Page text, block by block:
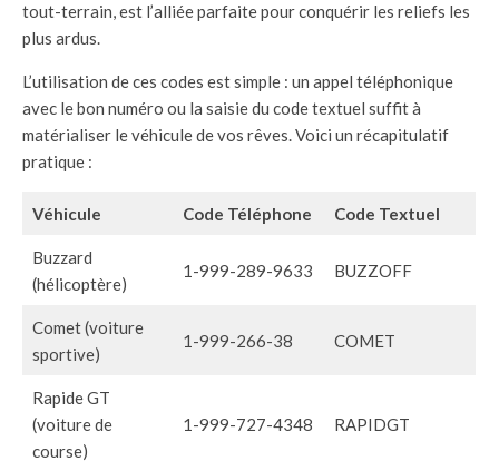
tout-terrain, est l’alliée parfaite pour conquérir les reliefs les
plus ardus.
L’utilisation de ces codes est simple : un appel téléphonique
avec le bon numéro ou la saisie du code textuel suffit à
matérialiser le véhicule de vos rêves. Voici un récapitulatif
pratique :
Véhicule Code Téléphone Code Textuel
Buzzard
(hélicoptère)
1-999-289-9633 BUZZOFF
Comet (voiture
sportive)
1-999-266-38 COMET
Rapide GT
(voiture de
course)
1-999-727-4348 RAPIDGT